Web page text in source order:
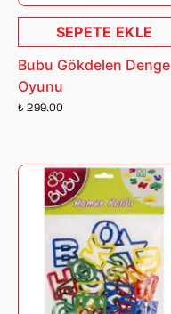
SEPETE EKLE
Bubu Gökdelen Denge
Oyunu
₺ 299.00